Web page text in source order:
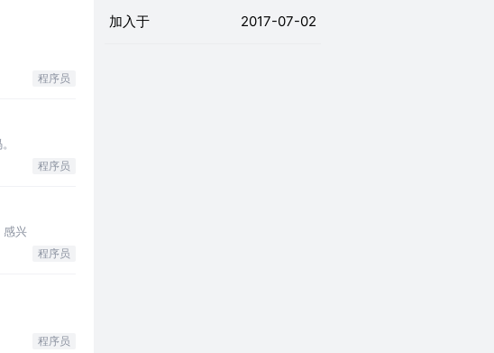
程序员
程序员
感兴
程序员
程序员
加入于 2017-07-02